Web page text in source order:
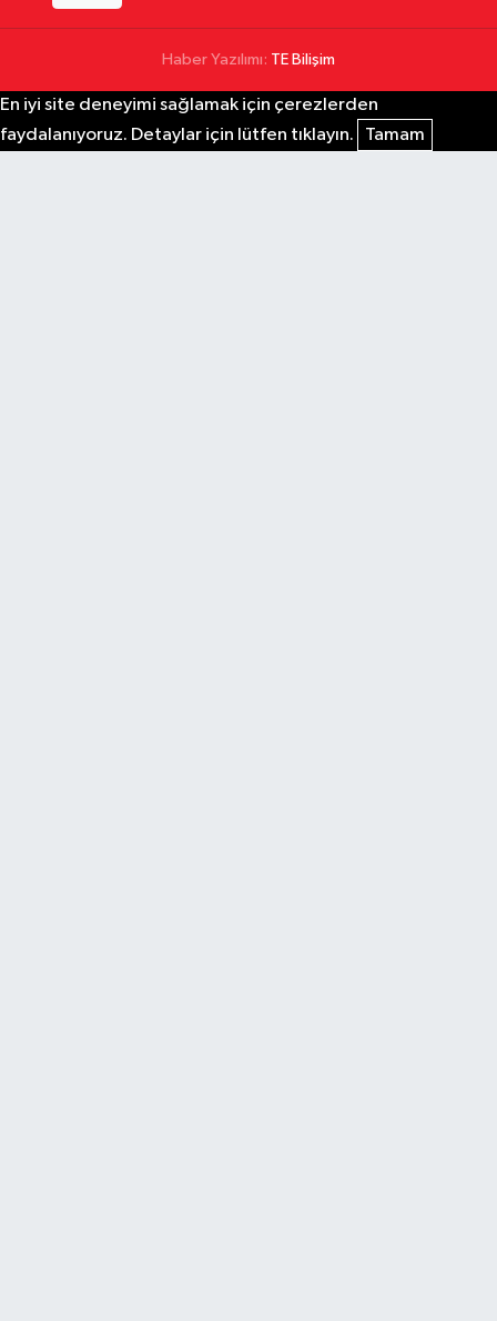
Haber Yazılımı: TE Bilişim
En iyi site deneyimi sağlamak için çerezlerden
faydalanıyoruz. Detaylar için lütfen tıklayın.
Tamam